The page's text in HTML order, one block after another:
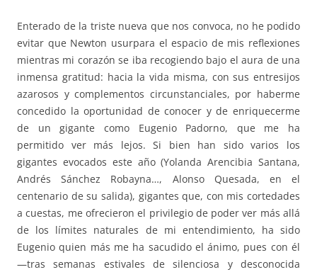
Enterado de la triste nueva que nos convoca, no he podido
evitar que Newton usurpara el espacio de mis reflexiones
mientras mi corazón se iba recogiendo bajo el aura de una
inmensa gratitud: hacia la vida misma, con sus entresijos
azarosos y complementos circunstanciales, por haberme
concedido la oportunidad de conocer y de enriquecerme
de un gigante como Eugenio Padorno, que me ha
permitido ver más lejos. Si bien han sido varios los
gigantes evocados este año (Yolanda Arencibia Santana,
Andrés Sánchez Robayna…, Alonso Quesada, en el
centenario de su salida), gigantes que, con mis cortedades
a cuestas, me ofrecieron el privilegio de poder ver más allá
de los límites naturales de mi entendimiento, ha sido
Eugenio quien más me ha sacudido el ánimo, pues con él
—tras semanas estivales de silenciosa y desconocida